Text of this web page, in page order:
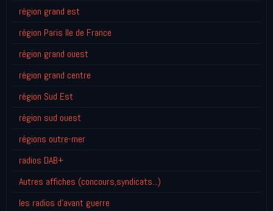
région grand est
région Paris Ile de France
région grand ouest
région grand centre
région Sud Est
région sud ouest
régions outre-mer
radios DAB+
Autres affiches (concours,syndicats...)
les radios d'avant guerre